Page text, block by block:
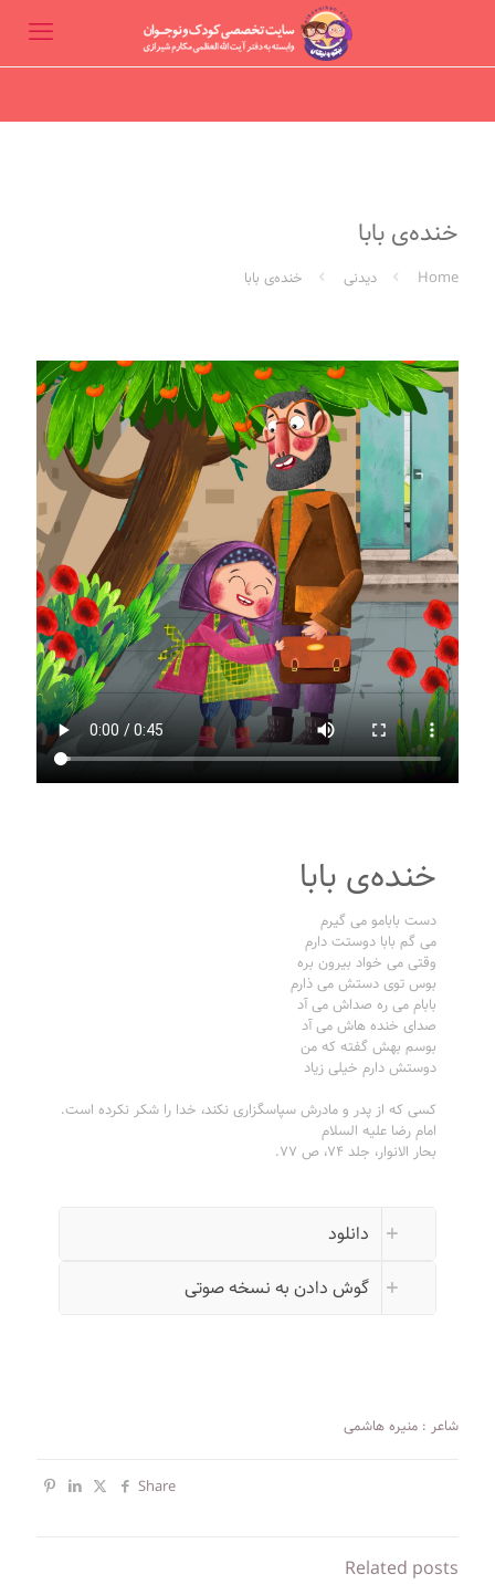
خنده‌ی بابا
Home دیدنی خنده‌ی بابا
خنده‌ی بابا
دست بابامو می گیرم
می گم بابا دوستت دارم
وقتی می خواد بیرون بره
بوس توی دستش می ذارم
بابام می ره صداش می آد
صدای خنده هاش می آد
بوسم بهش گفته که من
دوستش دارم خیلی زیاد
کسی که از پدر و مادرش سپاسگزاری نکند، خدا را شکر نکرده است.
امام رضا علیه السلام
بحار الانوار، جلد ۷۴، ص ۷۷.
دانلود
گوش دادن به نسخه صوتی
شاعر : منیره هاشمی
Share
Related posts